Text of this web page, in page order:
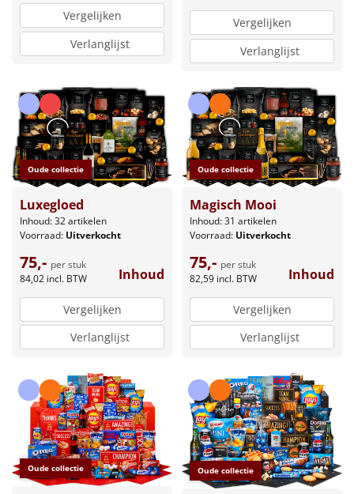
Vergelijken
Verlanglijst
Vergelijken
Verlanglijst
Oude collectie
Luxegloed
Inhoud: 32 artikelen
Voorraad: Uitverkocht
75,- per stuk
84,02 incl. BTW Inhoud
Vergelijken
Verlanglijst
Oude collectie
Magisch Mooi
Inhoud: 31 artikelen
Voorraad: Uitverkocht
75,- per stuk
82,59 incl. BTW Inhoud
Vergelijken
Verlanglijst
Oude collectie Oude collectie